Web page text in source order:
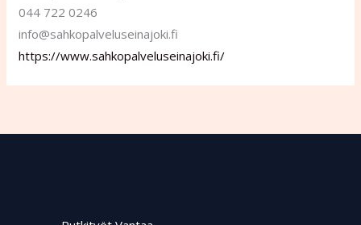
044 722 0246
info@sahkopalveluseinajoki.fi
https://www.sahkopalveluseinajoki.fi/